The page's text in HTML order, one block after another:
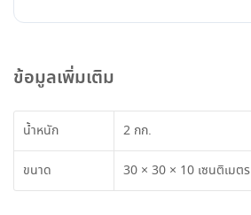
ข้อมูลเพิ่มเติม
น้ำหนัก 2 กก.
ขนาด 30 × 30 × 10 เซนติเมตร